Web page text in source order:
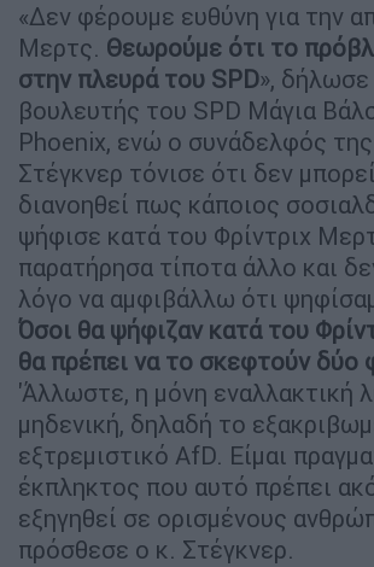
«Δεν φέρουμε ευθύνη για την
Μερτς. Θεωρούμε ότι το
στην πλευρά του SPD», δήλωσε
βουλευτής του SPD Μάγια
Phoenix, ενώ ο συνάδελφός
Στέγκνερ τόνισε ότι δεν
διανοηθεί πως κάποιος
ψήφισε κατά του Φρίντριχ
παρατήρησα τίποτα άλλο και
λόγο να αμφιβάλλω ότι
Όσοι θα ψήφιζαν κατά του
θα πρέπει να το σκεφτούν δύο
'Άλλωστε, η μόνη εναλλακτική
μηδενική, δηλαδή το
εξτρεμιστικό AfD. Είμαι
έκπληκτος που αυτό πρέπει
εξηγηθεί σε ορισμένους
πρόσθεσε ο κ. Στέγκνερ.